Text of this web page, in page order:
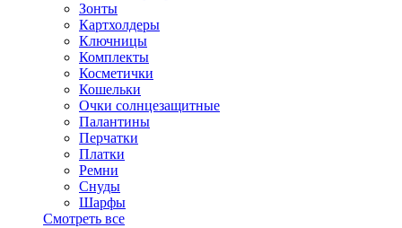
Зонты
Картхолдеры
Ключницы
Комплекты
Косметички
Кошельки
Очки солнцезащитные
Палантины
Перчатки
Платки
Ремни
Снуды
Шарфы
Смотреть все